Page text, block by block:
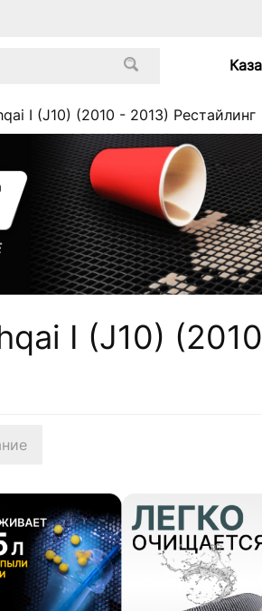
I (J10) (2010 - 2013) Рестайлинг
I (J10)